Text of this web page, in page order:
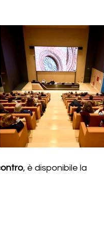
, è disponibile la